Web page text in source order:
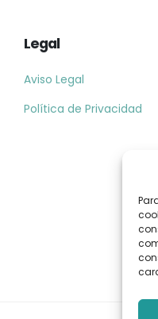
Legal
Aviso Legal
Política de Privacidad